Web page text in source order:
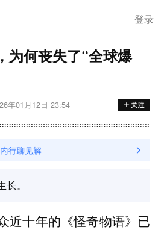
登录
为何丧失了“全球爆
年01月12日 23:54
。
近十年的《怪奇物语》已